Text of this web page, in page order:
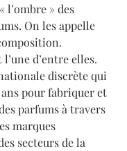
l’ombre » des
On les appelle
d’entre elles.
discrète qui
pour fabriquer et
parfums à travers
marques
secteurs de la